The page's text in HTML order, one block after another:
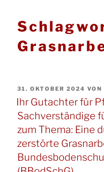
VERÖFFENTLICHT
AM
31. OKTOBER 2024 VON
Ihr Gutachter für
Sachverständige
zum Thema: Eine
zerstörte